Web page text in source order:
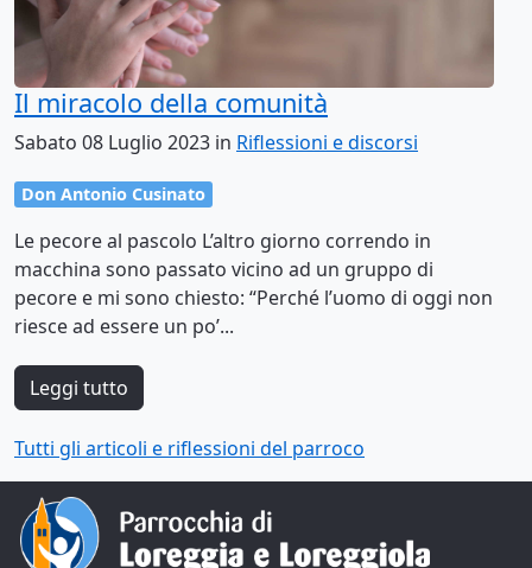
Il miracolo della comunità
Sabato 08 Luglio 2023 in Riflessioni e discorsi
Don Antonio Cusinato
Le pecore al pascolo L’altro giorno correndo in
macchina sono passato vicino ad un gruppo di
pecore e mi sono chiesto: “Perché l’uomo di oggi non
riesce ad essere un po’...
Leggi tutto
Tutti gli articoli e riflessioni del parroco